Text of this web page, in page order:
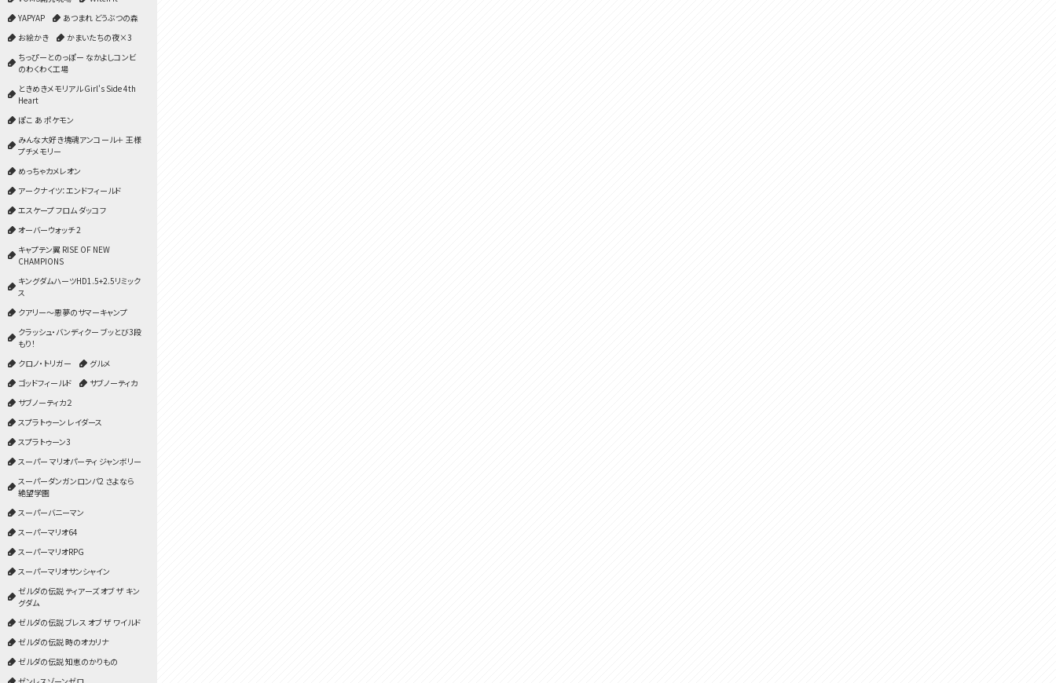
YAPYAP
あつまれ どうぶつの森
お絵かき
かまいたちの夜×3
ちっぴーとのっぽー なかよしコンビ
のわくわく工場
ときめきメモリアル Girl's Side 4th
Heart
ぽこ あ ポケモン
みんな大好き塊魂アンコール＋ 王様
プチメモリー
めっちゃカメレオン
アークナイツ：エンドフィールド
エスケープ フロム ダッコフ
オーバーウォッチ 2
キャプテン翼 RISE OF NEW
CHAMPIONS
キングダムハーツHD1.5+2.5リミック
ス
クアリー～悪夢のサマーキャンプ
クラッシュ・バンディクー ブッとび3段
もり！
クロノ・トリガー
グルメ
ゴッドフィールド
サブノーティカ
サブノーティカ２
スプラトゥーン レイダース
スプラトゥーン3
スーパー マリオパーティ ジャンボリー
スーパーダンガンロンパ2 さよなら
絶望学園
スーパーバニーマン
スーパーマリオ64
スーパーマリオRPG
スーパーマリオサンシャイン
ゼルダの伝説 ティアーズ オブ ザ キン
グダム
ゼルダの伝説 ブレス オブ ザ ワイルド
ゼルダの伝説 時のオカリナ
ゼルダの伝説 知恵のかりもの